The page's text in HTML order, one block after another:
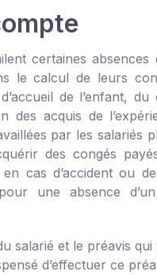
certaines
le calcul de leurs
de l’enfant,
des acquis de
par les salariés
des congés
cas d’accident ou
une absence
salarié et le préavis
d’effectuer ce